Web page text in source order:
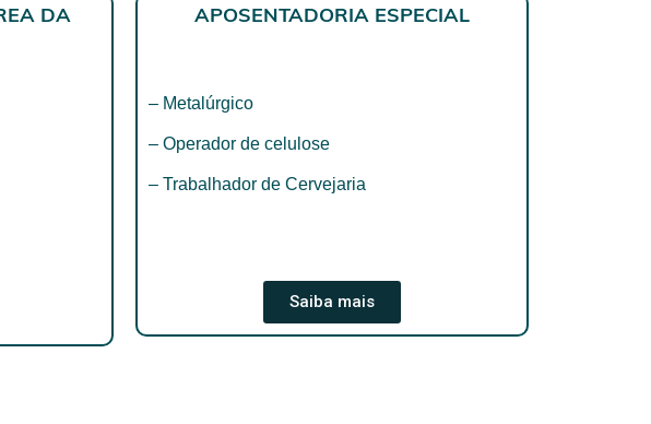
DA APOSENTADORIA ESPECIAL
– Metalúrgico
– Operador de celulose
– Trabalhador de Cervejaria
Saiba mais